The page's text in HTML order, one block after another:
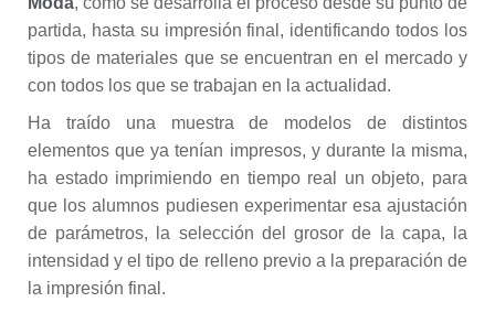
partida, hasta su impresión final, identificando todos los
tipos de materiales que se encuentran en el mercado y
con todos los que se trabajan en la actualidad.
Ha traído una muestra de modelos de distintos
elementos que ya tenían impresos, y durante la misma,
ha estado imprimiendo en tiempo real un objeto, para
que los alumnos pudiesen experimentar esa ajustación
de parámetros, la selección del grosor de la capa, la
intensidad y el tipo de relleno previo a la preparación de
la impresión final.